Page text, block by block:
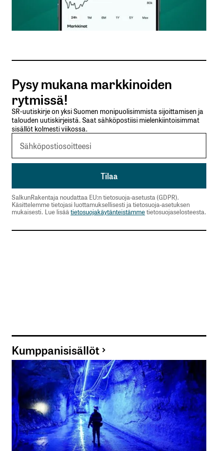
Sähköpostiosoitteesi
Tilaa SalkunRakentajan uutiskirje
Lähetä kommentti
Pysy mukana markkinoiden
rytmissä!
SR-uutiskirje on yksi Suomen monipuolisimmista sijoittamisen ja
talouden uutiskirjeistä. Saat sähköpostiisi mielenkiintoisimmat
sisällöt kolmesti viikossa.
SalkunRakentaja noudattaa EU:n tietosuoja-asetusta (GDPR).
Käsittelemme tietojasi luottamuksellisesti ja tietosuoja-asetuksen
mukaisesti. Lue lisää tietosuojakäytänteistämmetietosuojaselosteesta.
Kumppanisisällöt